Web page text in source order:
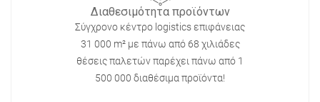
Διαθεσιμότητα προϊόντων
Σύγχρονο κέντρο logistics επιφάνειας
31 000 m² με πάνω από 68 χιλιάδες
θέσεις παλετών παρέχει πάνω από 1
500 000 διαθέσιμα προϊόντα!